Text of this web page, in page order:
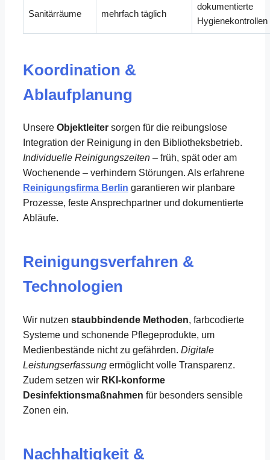
Sanitärräume mehrfach täglich
dokumentierte
Hygienekontrollen
Koordination &
Ablaufplanung
Unsere Objektleiter sorgen für die reibungslose
Integration der Reinigung in den Bibliotheksbetrieb.
Individuelle Reinigungszeiten – früh, spät oder am
Wochenende – verhindern Störungen. Als erfahrene
Reinigungsfirma Berlin garantieren wir planbare
Prozesse, feste Ansprechpartner und dokumentierte
Abläufe.
Reinigungsverfahren &
Technologien
Wir nutzen staubbindende Methoden, farbcodierte
Systeme und schonende Pflegeprodukte, um
Medienbestände nicht zu gefährden. Digitale
Leistungserfassung ermöglicht volle Transparenz.
Zudem setzen wir RKI-konforme
Desinfektionsmaßnahmen für besonders sensible
Zonen ein.
Nachhaltigkeit &